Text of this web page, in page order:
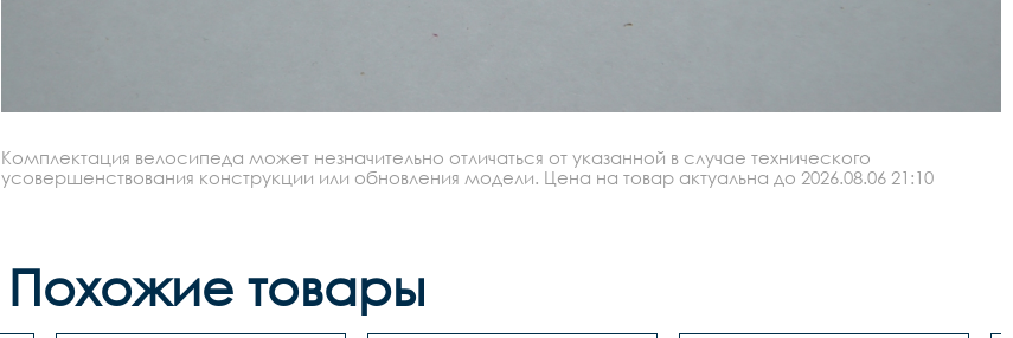
Комплектация велосипеда может незначительно отличаться от указанной в случае технического
усовершенствования конструкции или обновления модели. Цена на товар актуальна до 2026.08.06 21:10
Похожие товары